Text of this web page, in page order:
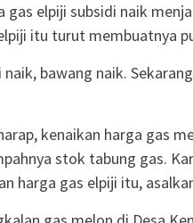
gas elpiji subsidi naik
itu turut membuatnya
naik, bawang naik.
kenaikan harga gas
stok tabung gas.
harga gas elpiji itu,